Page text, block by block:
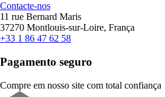
Contacte-nos
11 rue Bernard Maris
37270 Montlouis-sur-Loire, França
+33 1 86 47 62 58
Pagamento seguro
Compre em nosso site com total confiança